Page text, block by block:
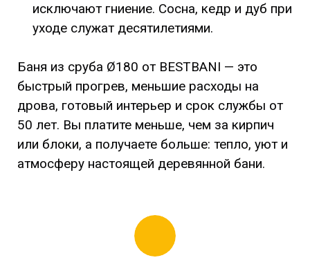
исключают гниение. Сосна, кедр и дуб при
уходе служат десятилетиями.
Баня из сруба Ø180 от BESTBANI — это
быстрый прогрев, меньшие расходы на
дрова, готовый интерьер и срок службы от
50 лет. Вы платите меньше, чем за кирпич
или блоки, а получаете больше: тепло, уют и
атмосферу настоящей деревянной бани.